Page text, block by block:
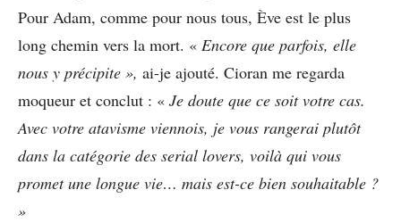
Pour Adam, comme pour nous tous, Ève est le plus
long chemin vers la mort. « Encore que parfois, elle
nous y précipite », ai-je ajouté. Cioran me regarda
moqueur et conclut : « Je doute que ce soit votre cas.
Avec votre atavisme viennois, je vous rangerai plutôt
dans la catégorie des serial lovers, voilà qui vous
promet une longue vie… mais est-ce bien souhaitable ?
»